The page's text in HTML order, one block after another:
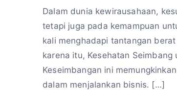
Dalam dunia kewirausahaan,
tetapi juga pada kemampuan
kali menghadapi tantangan
karena itu, Kesehatan
Keseimbangan ini
dalam menjalankan bisnis. […]